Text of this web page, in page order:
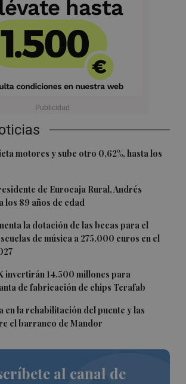
motores y sube otro 0,62%, hasta los
de Eurocaja Rural, Andrés
los 89 años de edad
la dotación de las becas para el
de música a 275.000 euros en el
invertirán 14.500 millones para
de fabricación de chips Terafab
en la rehabilitación del puente y las
el barranco de Mandor
al canal de